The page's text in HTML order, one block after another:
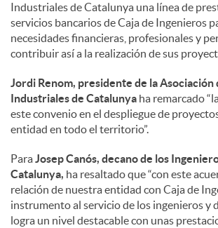
i
a
l
e
s
Industriales de Catalunya una línea de
servicios bancarios de Caja de Ingenieros
necesidades financieras, profesionales y
contribuir así a la realización de sus
Jordi Renom, presidente de la Asociación
Industriales de Catalunya ha remarcado
este convenio en el despliegue de
entidad en todo el territorio”.
ParaJosep Canós, decano de los
Catalunya, ha resaltado que “con este
relación de nuestra entidad con Caja de
instrumento al servicio de los ingenieros y
logra un nivel destacable con unas